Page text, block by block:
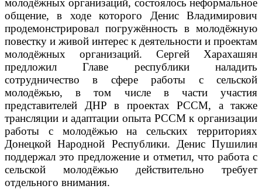
молодёжных организаций, состоялось неформальное
общение, в ходе которого Денис Владимирович
продемонстрировал погружённость в молодёжную
повестку и живой интерес к деятельности и проектам
молодёжных организаций. Сергей Харахашян
предложил Главе республики наладить
сотрудничество в сфере работы с сельской
молодёжью, в том числе в части участия
представителей ДНР в проектах РССМ, а также
трансляции и адаптации опыта РССМ к организации
работы с молодёжью на сельских территориях
Донецкой Народной Республики. Денис Пушилин
поддержал это предложение и отметил, что работа с
сельской молодёжью действительно требует
отдельного внимания.